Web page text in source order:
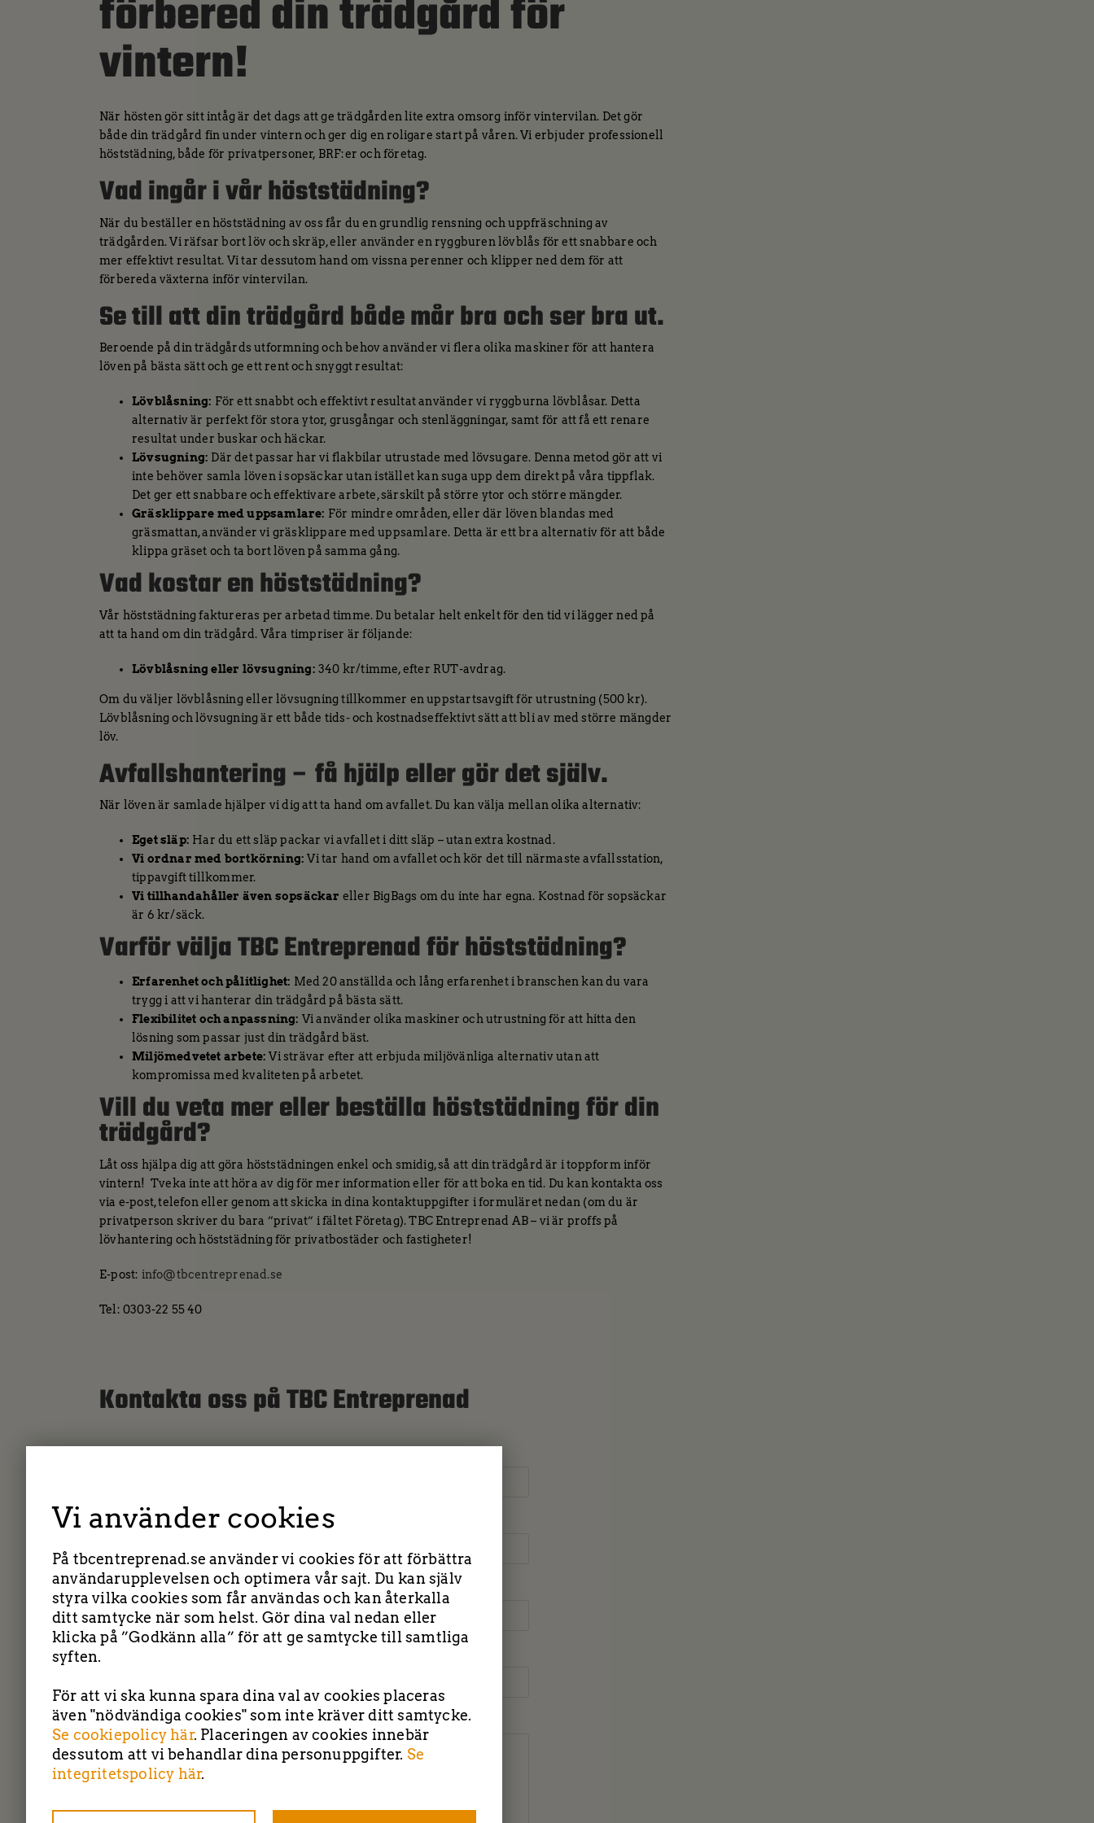
förbered din trädgård för
vintern!
När hösten gör sitt intåg är det dags att ge trädgården lite extra omsorg inför vintervilan. Det gör
både din trädgård fin under vintern och ger dig en roligare start på våren. Vi erbjuder professionell
höststädning, både för privatpersoner, BRF:er och företag.
Vad ingår i vår höststädning?
När du beställer en höststädning av oss får du en grundlig rensning och uppfräschning av
trädgården. Vi räfsar bort löv och skräp, eller använder en ryggburen lövblås för ett snabbare och
mer effektivt resultat. Vi tar dessutom hand om vissna perenner och klipper ned dem för att
förbereda växterna inför vintervilan.
Se till att din trädgård både mår bra och ser bra ut.
Beroende på din trädgårds utformning och behov använder vi flera olika maskiner för att hantera
löven på bästa sätt och ge ett rent och snyggt resultat:
Lövblåsning: För ett snabbt och effektivt resultat använder vi ryggburna lövblåsar. Detta
alternativ är perfekt för stora ytor, grusgångar och stenläggningar, samt för att få ett renare
resultat under buskar och häckar.
Lövsugning: Där det passar har vi flakbilar utrustade med lövsugare. Denna metod gör att vi
inte behöver samla löven i sopsäckar utan istället kan suga upp dem direkt på våra tippflak.
Det ger ett snabbare och effektivare arbete, särskilt på större ytor och större mängder.
Gräsklippare med uppsamlare: För mindre områden, eller där löven blandas med
gräsmattan, använder vi gräsklippare med uppsamlare. Detta är ett bra alternativ för att både
klippa gräset och ta bort löven på samma gång.
Vad kostar en höststädning?
Vår höststädning faktureras per arbetad timme. Du betalar helt enkelt för den tid vi lägger ned på
att ta hand om din trädgård. Våra timpriser är följande:
Lövblåsning eller lövsugning: 340 kr/timme, efter RUT-avdrag.
Om du väljer lövblåsning eller lövsugning tillkommer en uppstartsavgift för utrustning (500 kr).
Lövblåsning och lövsugning är ett både tids- och kostnadseffektivt sätt att bli av med större mängder
löv.
Avfallshantering – få hjälp eller gör det själv.
När löven är samlade hjälper vi dig att ta hand om avfallet. Du kan välja mellan olika alternativ:
Eget släp: Har du ett släp packar vi avfallet i ditt släp – utan extra kostnad.
Vi ordnar med bortkörning: Vi tar hand om avfallet och kör det till närmaste avfallsstation,
tippavgift tillkommer.
Vi tillhandahåller även sopsäckar eller BigBags om du inte har egna. Kostnad för sopsäckar
är 6 kr/säck.
Varför välja TBC Entreprenad för höststädning?
Erfarenhet och pålitlighet: Med 20 anställda och lång erfarenhet i branschen kan du vara
trygg i att vi hanterar din trädgård på bästa sätt.
Flexibilitet och anpassning: Vi använder olika maskiner och utrustning för att hitta den
lösning som passar just din trädgård bäst.
Miljömedvetet arbete: Vi strävar efter att erbjuda miljövänliga alternativ utan att
kompromissa med kvaliteten på arbetet.
Vill du veta mer eller beställa höststädning för din
trädgård?
Låt oss hjälpa dig att göra höststädningen enkel och smidig, så att din trädgård är i toppform inför
vintern! Tveka inte att höra av dig för mer information eller för att boka en tid. Du kan kontakta oss
via e-post, telefon eller genom att skicka in dina kontaktuppgifter i formuläret nedan (om du är
privatperson skriver du bara ”privat” i fältet Företag). TBC Entreprenad AB – vi är proffs på
lövhantering och höststädning för privatbostäder och fastigheter!
E-post: info@tbcentreprenad.se
Tel: 0303-22 55 40
Kontakta oss på TBC Entreprenad
Företag
E-post*
Meddelande
TBC entreprenad | Tockebackavägen 18F, 44139 Alingsås | Saltängsvägen 2, 444 31 Stenungsund
Tel: 0303-22 55 40
Vi använder cookies
På tbcentreprenad.se använder vi cookies för att förbättra
användarupplevelsen och optimera vår sajt. Du kan själv
styra vilka cookies som får användas och kan återkalla
ditt samtycke när som helst. Gör dina val nedan eller
klicka på ”Godkänn alla” för att ge samtycke till samtliga
syften.
För att vi ska kunna spara dina val av cookies placeras
även "nödvändiga cookies" som inte kräver ditt samtycke.
Se cookiepolicy här. Placeringen av cookies innebär
dessutom att vi behandlar dina personuppgifter. Se
integritetspolicy här.